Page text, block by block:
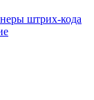
штрих-кода